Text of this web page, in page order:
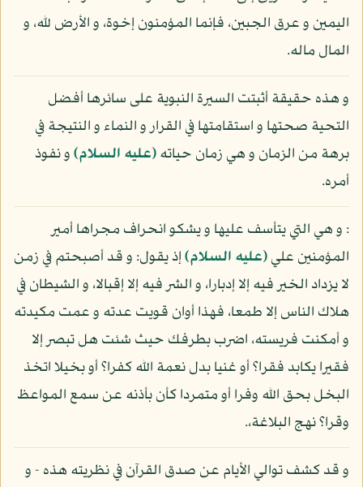
اليمين و عرق الجبين، فإنما المؤمنون إخوة، و الأرض لله، و
المال ماله.
و هذه حقيقة أثبتت السيرة النبوية على سائرها أفضل
التحية صحتها و استقامتها في القرار و النماء و النتيجة في
برهة من الزمان و هي زمان حياته(عليه السلام)و نفوذ
أمره.
: و هي التي يتأسف عليها و يشكو انحراف مجراها أمير
المؤمنين علي(عليه السلام)إذ يقول: و قد أصبحتم في زمن
لا يزداد الخير فيه إلا إدبارا، و الشر فيه إلا إقبالا، و الشيطان في
هلاك الناس إلا طمعا، فهذا أوان قويت عدته و عمت مكيدته
و أمكنت فريسته، اضرب بطرفك حيث شئت هل تبصر إلا
فقيرا يكابد فقرا؟ أو غنيا بدل نعمة الله كفرا؟ أو بخيلا اتخذ
البخل بحق الله وفرا أو متمردا كأن بأذنه عن سمع المواعظ
وقرا؟ نهج البلاغة،.
و قد كشف توالي الأيام عن صدق القرآن في نظريته هذه - و